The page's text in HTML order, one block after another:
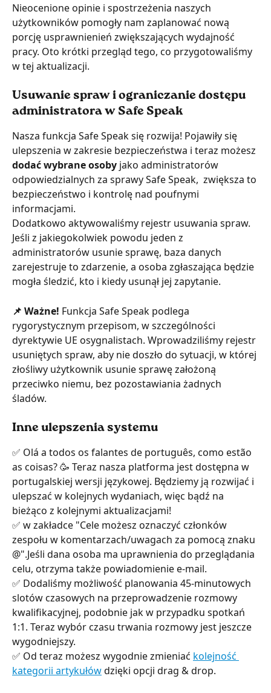
Nieocenione opinie i spostrzeżenia naszych
użytkowników pomogły nam zaplanować nową
porcję usprawnienień zwiększających wydajność
pracy. Oto krótki przegląd tego, co przygotowaliśmy
w tej aktualizacji.
Usuwanie spraw i ograniczanie dostępu
administratora w Safe Speak
Nasza funkcja Safe Speak się rozwija! Pojawiły się
ulepszenia w zakresie bezpieczeństwa i teraz możesz
dodać wybrane osoby jako administratorów
odpowiedzialnych za sprawy Safe Speak,  zwiększa to
bezpieczeństwo i kontrolę nad poufnymi
informacjami.
Dodatkowo aktywowaliśmy rejestr usuwania spraw.
Jeśli z jakiegokolwiek powodu jeden z
administratorów usunie sprawę, baza danych
zarejestruje to zdarzenie, a osoba zgłaszająca będzie
mogła śledzić, kto i kiedy usunął jej zapytanie.
📌 Ważne! Funkcja Safe Speak podlega
rygorystycznym przepisom, w szczególności
dyrektywie UE osygnalistach. Wprowadziliśmy rejestr
usuniętych spraw, aby nie doszło do sytuacji, w której
złośliwy użytkownik usunie sprawę założoną
przeciwko niemu, bez pozostawiania żadnych
śladów.
Inne ulepszenia systemu
✅ Olá a todos os falantes de português, como estão
as coisas? 🥳 Teraz nasza platforma jest dostępna w
portugalskiej wersji językowej. Będziemy ją rozwijać i
ulepszać w kolejnych wydaniach, więc bądź na
bieżąco z kolejnymi aktualizacjami!
✅ w zakładce "Cele możesz oznaczyć członków
zespołu w komentarzach/uwagach za pomocą znaku
@".Jeśli dana osoba ma uprawnienia do przeglądania
celu, otrzyma także powiadomienie e-mail.
✅ Dodaliśmy możliwość planowania 45-minutowych
slotów czasowych na przeprowadzenie rozmowy
kwalifikacyjnej, podobnie jak w przypadku spotkań
1:1. Teraz wybór czasu trwania rozmowy jest jeszcze
wygodniejszy.
✅ Od teraz możesz wygodnie zmieniać kolejność
kategorii artykułów dzięki opcji drag & drop.